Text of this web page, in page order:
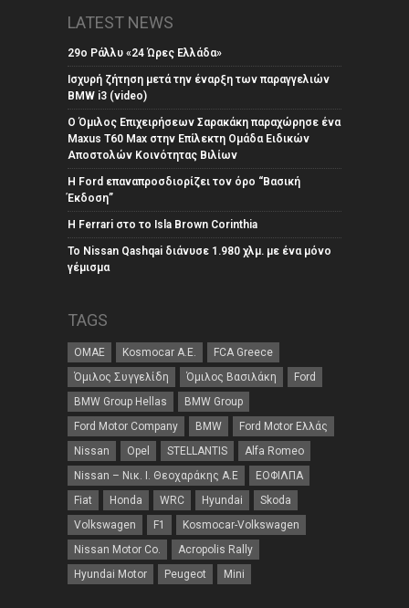
LATEST NEWS
29ο Ράλλυ «24 Ώρες Ελλάδα»
Ισχυρή ζήτηση μετά την έναρξη των παραγγελιών
BMW i3 (video)
Ο Όμιλος Επιχειρήσεων Σαρακάκη παραχώρησε ένα
Maxus T60 Max στην Επίλεκτη Ομάδα Ειδικών
Αποστολών Κοινότητας Βιλίων
Η Ford επαναπροσδιορίζει τον όρο “Βασική
Έκδοση”
Η Ferrari στο το Isla Brown Corinthia
Το Nissan Qashqai διάνυσε 1.980 χλμ. με ένα μόνο
γέμισμα
TAGS
ΟΜΑΕ Kosmocar Α.Ε.
FCA Greece
Όμιλος Συγγελίδη
Όμιλος Βασιλάκη
Ford
BMW Group Hellas
BMW Group
Ford Motor Company
BMW
Ford Motor Ελλάς
Nissan
Opel STELLANTIS
Alfa Romeo
Nissan – Νικ. Ι. Θεοχαράκης Α.Ε
ΕΟΦΙΛΠΑ
Fiat
Honda WRC Hyundai
Skoda
Volkswagen
F1
Kosmocar-Volkswagen
Nissan Motor Co.
Acropolis Rally
Hyundai Motor
Peugeot Mini